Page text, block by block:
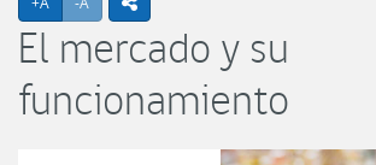
El mercado y su
funcionamiento